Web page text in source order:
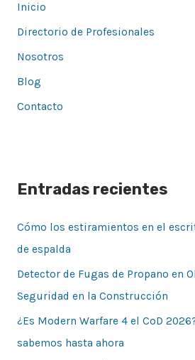
Inicio
Directorio de Profesionales
Nosotros
Blog
Contacto
Entradas recientes
Cómo los estiramientos en el
de espalda
Detector de Fugas de Propano en
Seguridad en la Construcción
¿Es Modern Warfare 4 el CoD
sabemos hasta ahora